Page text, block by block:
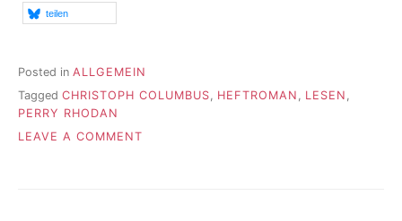
teilen
Posted in ALLGEMEIN
Tagged CHRISTOPH COLUMBUS HEFTROMAN LESEN
PERRY RHODAN
LEAVE A COMMENT